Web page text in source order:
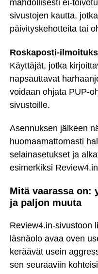
mahdollisesti ei-
sivustojen kautta,
päivityskehotteita tai
Roskaposti-
Käyttäjät, jotka
napsauttavat
voidaan ohjata PUP-
sivustoille.
Asennuksen jälkeen
huomaamattomasti
selainasetukset ja
esimerkiksi
Mitä vaarassa
ja paljon muuta
Review4.in-sivustoon
läsnäolo avaa oven
keräävät usein
sen seuraaviin